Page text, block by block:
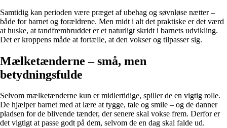
Samtidig kan perioden være præget af ubehag og søvnløse nætter –
både for barnet og forældrene. Men midt i alt det praktiske er det værd
at huske, at tandfrembruddet er et naturligt skridt i barnets udvikling.
Det er kroppens måde at fortælle, at den vokser og tilpasser sig.
Mælketænderne – små, men
betydningsfulde
Selvom mælketænderne kun er midlertidige, spiller de en vigtig rolle.
De hjælper barnet med at lære at tygge, tale og smile – og de danner
pladsen for de blivende tænder, der senere skal vokse frem. Derfor er
det vigtigt at passe godt på dem, selvom de en dag skal falde ud.